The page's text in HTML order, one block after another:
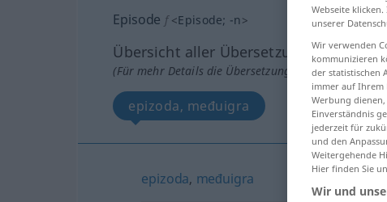
Episode f <Episode; -n>
Übersicht aller Übersetzungen
(Für mehr Details die Übersetzung anklicken/
epizoda, međuigra
epizoda, međuigra
Webseite
unserer
Wir verwenden
kommunizieren
der statistischen
immer auf Ihrem
Werbung
Einverständnis
jederzeit für
und den
Weitergehende
Hier finden Sie
Wir und